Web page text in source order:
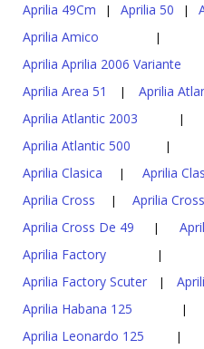
Aprilia 49Cm | Aprilia 50 |
Aprilia Amico
Aprilia Aprilia 2006 Variante
Aprilia Area 51 | Aprilia
Aprilia Atlantic 2003
Aprilia Atlantic 500 |
Aprilia Clasica | Aprilia
Aprilia Cross | Aprilia
Aprilia Cross De 49 |
Aprilia Factory |
Aprilia Factory Scuter |
Aprilia Habana 125
Aprilia Leonardo 125 |